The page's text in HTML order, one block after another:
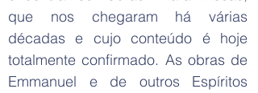
que nos chegaram há várias
décadas e cujo conteúdo é hoje
totalmente confirmado. As obras de
Emmanuel e de outros Espíritos